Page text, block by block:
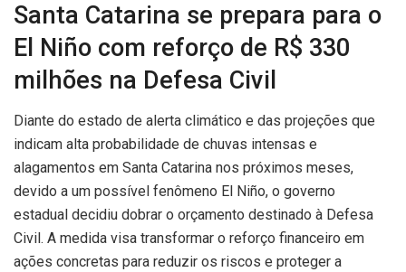
Santa Catarina se prepara para o
El Niño com reforço de R$ 330
milhões na Defesa Civil
Diante do estado de alerta climático e das projeções que
indicam alta probabilidade de chuvas intensas e
alagamentos em Santa Catarina nos próximos meses,
devido a um possível fenômeno El Niño, o governo
estadual decidiu dobrar o orçamento destinado à Defesa
Civil. A medida visa transformar o reforço financeiro em
ações concretas para reduzir os riscos e proteger a